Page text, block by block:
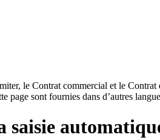
le Contrat commercial et le
page sont fournies dans d’autres
saisie